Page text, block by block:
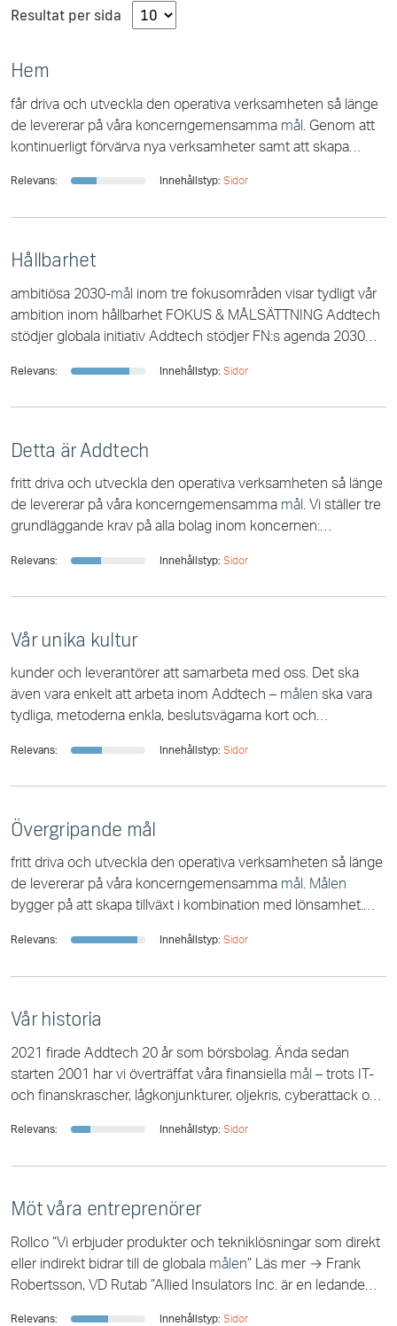
Resultat per sida
Hem
får driva och utveckla den operativa verksamheten så länge
de levererar på våra koncerngemensamma mål
. Genom att
kontinuerligt förvärva nya verksamheter samt att skapa
Relevans: Innehållstyp: Sidor
Hållbarhet
ambitiösa 2030-mål inom tre fokusområden visar tydligt vår
ambition inom hållbarhet FOKUS & MÅLSÄTTNING Addtech
stödjer globala initiativ Addtech stödjer FN:s agenda 2030
Relevans: Innehållstyp: Sidor
Detta är Addtech
fritt driva och utveckla den operativa verksamheten så länge
de levererar på våra koncerngemensamma mål
. Vi ställer tre
grundläggande krav på alla bolag inom koncernen:
Relevans: Innehållstyp: Sidor
Vår unika kultur
kunder och leverantörer att samarbeta med oss. Det ska
även vara enkelt att arbeta inom Addtech – målen ska vara
tydliga, metoderna enkla, beslutsvägarna kort och
Relevans: Innehållstyp: Sidor
Övergripande mål
fritt driva och utveckla den operativa verksamheten så länge
de levererar på våra koncerngemensamma mål . Målen
bygger på att skapa tillväxt i kombination med lönsamhet.
vision och vårt övergripandemålmåste vi bryta ner helheten
utveckling
Relevans: Innehållstyp: Sidor
Vår historia
2021 firade Addtech 20 år som börsbolag. Ända sedan
starten 2001 har vi överträffat våra finansiella mål – trots IT-
och finanskrascher, lågkonjunkturer, oljekris, cyberattack och
Relevans: Innehållstyp: Sidor
Möt våra entreprenörer
Rollco ”Vi erbjuder produkter och tekniklösningar som direkt
eller indirekt bidrar till de globala målen” Läs mer → Frank
Robertsson, VD Rutab ”Allied Insulators Inc. är en ledande
Relevans: Innehållstyp: Sidor